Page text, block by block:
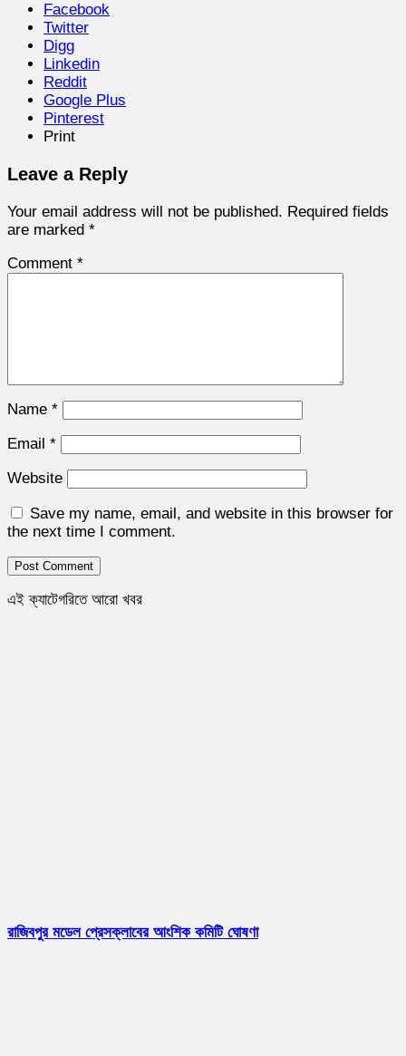
Facebook
Twitter
Digg
Linkedin
Reddit
Google Plus
Pinterest
Print
Leave a Reply
Your email address will not be published. Required fields
are marked *
Comment *
Name *
Email *
Website
Save my name, email, and website in this browser for
the next time I comment.
এই ক্যাটেগরিতে আরো খবর
রাজিবপুর মডেল প্রেসক্লাবের আংশিক কমিটি ঘোষণা